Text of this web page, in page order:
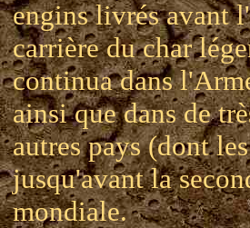
engins livrés avant
carrière du char
continua dans
ainsi que dans de
autres pays (dont
jusqu'avant la
mondiale.